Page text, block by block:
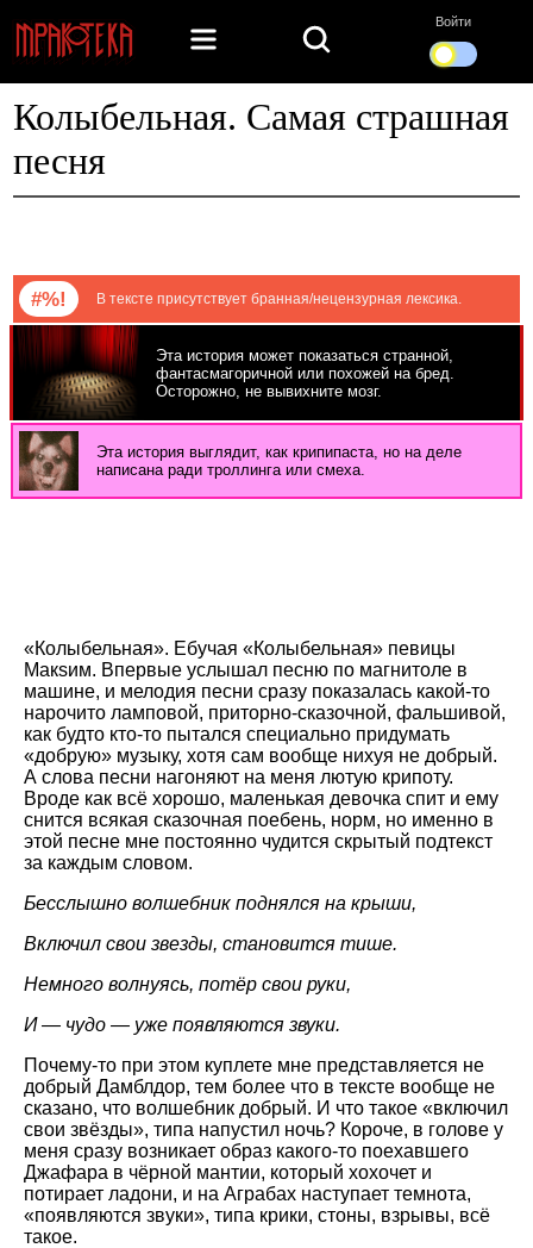
Войти
Колыбельная. Самая страшная
песня
#%! В тексте присутствует бранная/нецензурная лексика.
Эта история может показаться странной,
фантасмагоричной или похожей на бред.
Осторожно, не вывихните мозг.
Эта история выглядит, как крипипаста, но на деле
написана ради троллинга или смеха.
«Колыбельная». Ебучая «Колыбельная» певицы
Макsим. Впервые услышал песню по магнитоле в
машине, и мелодия песни сразу показалась какой-то
нарочито ламповой, приторно-сказочной, фальшивой,
как будто кто-то пытался специально придумать
«добрую» музыку, хотя сам вообще нихуя не добрый.
А слова песни нагоняют на меня лютую крипоту.
Вроде как всё хорошо, маленькая девочка спит и ему
снится всякая сказочная поебень, норм, но именно в
этой песне мне постоянно чудится скрытый подтекст
за каждым словом.
Бесслышно волшебник поднялся на крыши,
Включил свои звезды, становится тише.
Немного волнуясь, потёр свои руки,
И — чудо — уже появляются звуки.
Почему-то при этом куплете мне представляется не
добрый Дамблдор, тем более что в тексте вообще не
сказано, что волшебник добрый. И что такое «включил
свои звёзды», типа напустил ночь? Короче, в голове у
меня сразу возникает образ какого-то поехавшего
Джафара в чёрной мантии, который хохочет и
потирает ладони, и на Аграбах наступает темнота,
«появляются звуки», типа крики, стоны, взрывы, всё
такое.